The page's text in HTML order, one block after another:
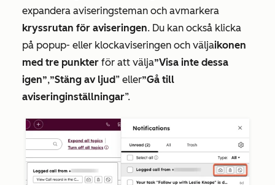
expandera aviseringsteman och avmarkera
kryssrutan för aviseringen. Du kan också klicka
på popup- eller klockaviseringen och väljaikonen
med tre punkter för att välja”Visa inte dessa
igen”,”Stäng av ljud” eller”Gå till
aviseringinställningar”.